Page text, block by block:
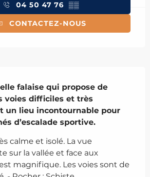
04 50 47 76 ▒▒
CONTACTEZ-NOUS
falaise qui propose de
voies difficiles et très
un lieu incontournable pour
d’escalade sportive.
calme et isolé. La vue
sur la vallée et face aux
magnifique. Les voies sont de